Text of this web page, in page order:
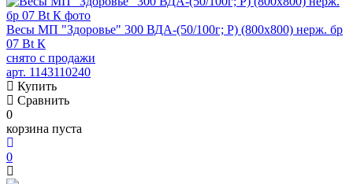
Весы МП "Здоровье" 300 ВДА-(50/100г; Р) (800х800) нерж. бр
07 Bt К
снято с продажи
арт. 1143110240
Купить
Сравнить
0
корзина пуста
0